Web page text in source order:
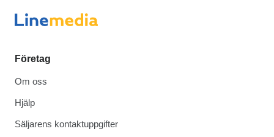
Företag
Om oss
Hjälp
Säljarens kontaktuppgifter